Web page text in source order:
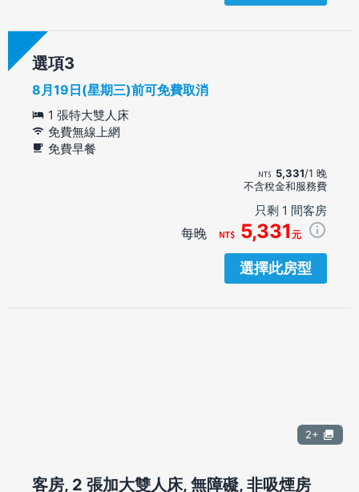
選項
8月19日(星期三)前可免費取消
1 張特大雙人床
免費無線上網
免費早餐
5,331/1 晚
不含稅金和服務費
只剩 1 間客房
每晚 5,331 元
選擇此房型
2+
客房, 2 張加大雙人床, 無障礙, 非吸煙房